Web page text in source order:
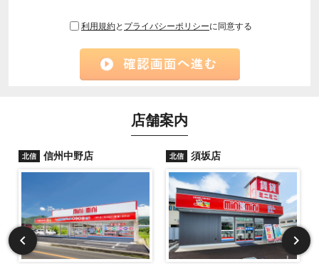
利用規約と プライバシーポリシーに同意する
店舗案内
北信 信州中野店 北信 須坂店